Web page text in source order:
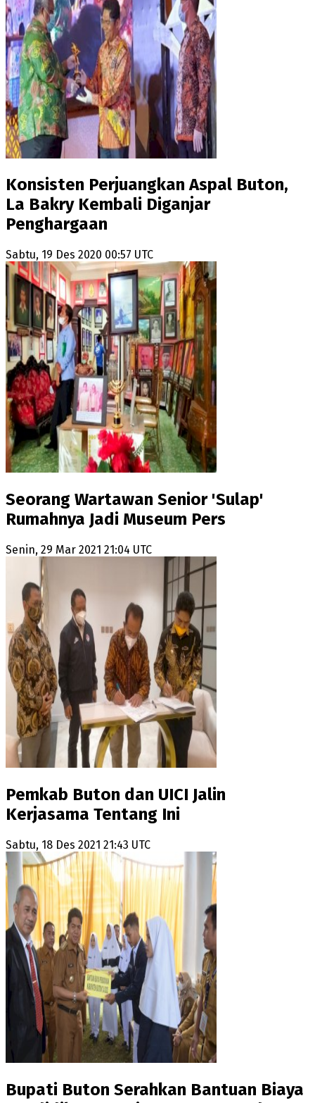
Konsisten Perjuangkan Aspal Buton,
La Bakry Kembali Diganjar
Penghargaan
Sabtu, 19 Des 2020 00:57 UTC
Seorang Wartawan Senior 'Sulap'
Rumahnya Jadi Museum Pers
Senin, 29 Mar 2021 21:04 UTC
Pemkab Buton dan UICI Jalin
Kerjasama Tentang Ini
Sabtu, 18 Des 2021 21:43 UTC
Bupati Buton Serahkan Bantuan Biaya